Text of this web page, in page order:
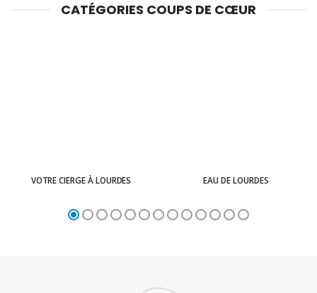
CATÉGORIES COUPS DE CŒUR
VOTRE CIERGE À LOURDES EAU DE LOURDES